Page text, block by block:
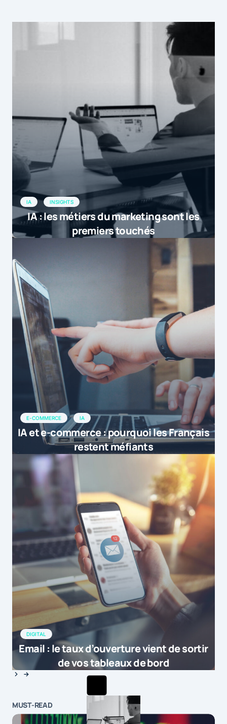
IA INSIGHTS
IA : les métiers du marketing sont les
premiers touchés
E-COMMERCE IA
IA et e-commerce : pourquoi les Français
restent méfiants
DIGITAL
Email : le taux d’ouverture vient de sortir
de vos tableaux de bord
MUST-READ